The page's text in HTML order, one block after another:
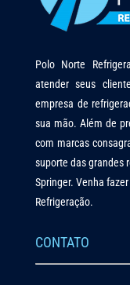
Polo Norte
atender seus
empresa de
sua mão. Além de
com marcas
suporte das grandes
Springer. Venha
Refrigeração.
CONTATO